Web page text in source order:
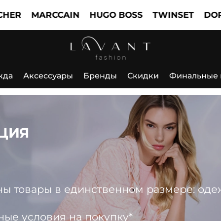
MARCCAIN HUGO BOSS TWINSET
Аксессуары Бренды Скидки Финальные
товары в единственном размере:
условия на покупку*